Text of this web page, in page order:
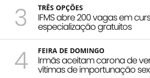
3 TRÊS OPÇÕES
IFMS abre 200 vagas em
especialização gratuitos
4 FEIRA DE DOMINGO
Irmãs aceitam carona de
vítimas de importunação